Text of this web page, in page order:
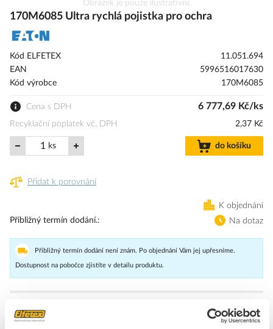
na
galerie
s
Obrázek je pouze ilustrativní.
170M6085 Ultra rychlá pojistka pro ochra
Kód ELFETEX
11.051.694
EAN
5996516017630
Kód výrobce
170M6085
Cena s DPH 6 777,69 Kč/ks
Recyklační poplatek vč. DPH 2,37 Kč
ks do košíku
Přidat k porovnání
K objednání
Přibližný termín dodání.
Na dotaz
Přibližný termín dodání není znám. Po objednání Vám jej upřesníme.
Dostupnost na pobočce zjistíte v detailu produktu.
Válcová pojistka, vysokorychlostní, 630 A, AC 690 V, DIN 3, 75 x 89
x 150 mm, gR, DIN, IEC, samostatný indikátor